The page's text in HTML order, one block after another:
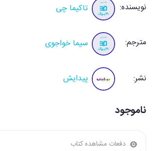
نویسنده: تاکیما چی
مترجم: سیما خواجوی
نشر: پیدایش
ناموجود
دفعات مشاهده کتاب